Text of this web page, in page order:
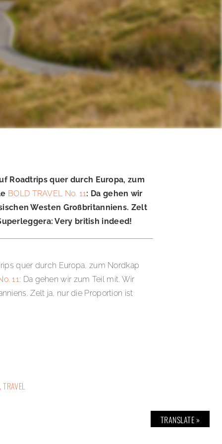
Roadtrips quer durch Europa, zum
BOLD TRAVEL No. 11: Da gehen wir
Westen Großbritanniens. Zelt
Very british indeed!
quer durch Europa, zum Nordkap
11: Da gehen wir zum Teil mit. Wir
Zelt ja, nur die Proportion ist
TRAVEL
TRANSLATE »